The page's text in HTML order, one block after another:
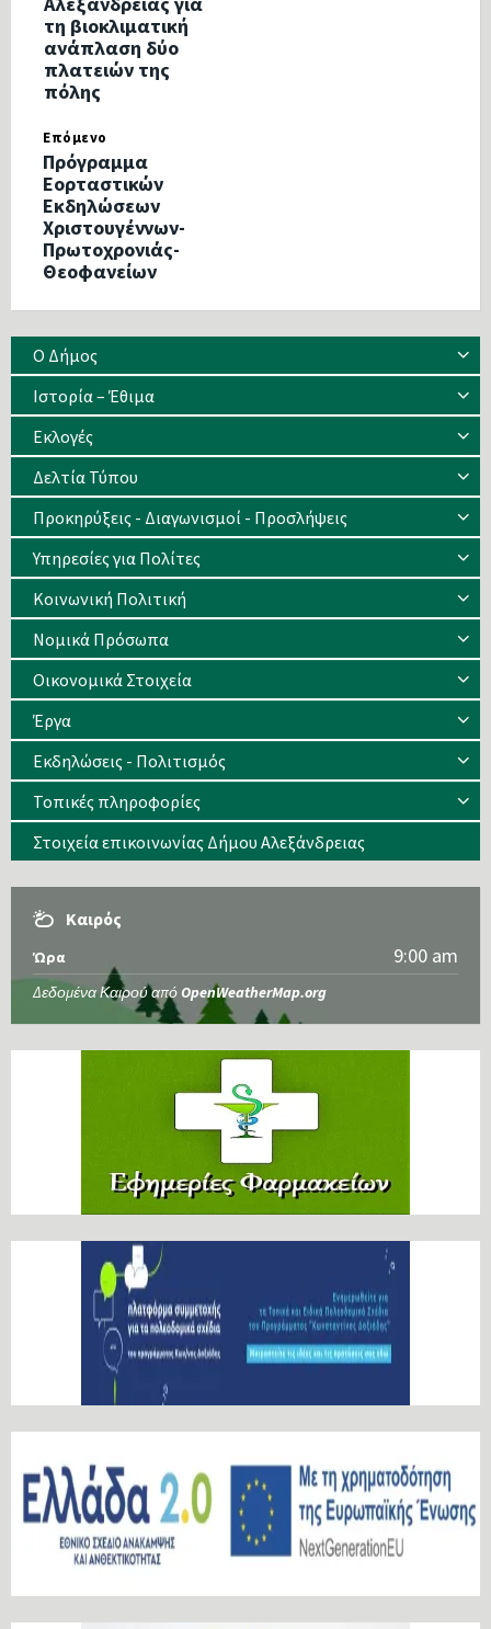
τη βιοκλιματική
ανάπλαση δύο
πλατειών της
πόλης
Επόμενο
Πρόγραμμα
Εορταστικών
Εκδηλώσεων
Χριστουγέννων-
Πρωτοχρονιάς-
Θεοφανείων
Ο Δήμος
Ιστορία – Έθιμα
Eκλογές
Δελτία Τύπου
Προκηρύξεις - Διαγωνισμοί - Προσλήψεις
Υπηρεσίες για Πολίτες
Κοινωνική Πολιτική
Νομικά Πρόσωπα
Οικονομικά Στοιχεία
Έργα
Εκδηλώσεις - Πολιτισμός
Τοπικές πληροφορίες
Στοιχεία επικοινωνίας Δήμου Αλεξάνδρειας
Καιρός
Ώρα 9:00 am
Δεδομένα Καιρού από OpenWeatherMap.org